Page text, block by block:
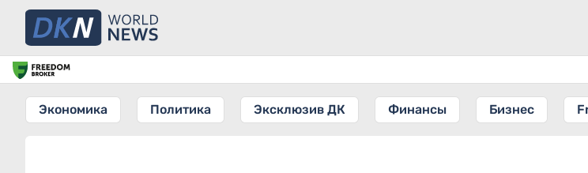
Экономика Политика Эксклюзив ДК Финансы Бизнес